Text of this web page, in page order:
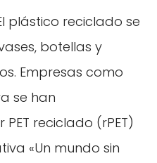
plástico reciclado se
botellas y
Empresas como
se han
reciclado (rPET)
«Un mundo sin